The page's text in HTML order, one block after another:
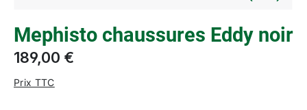
Mephisto chaussures Eddy noir
189,00 €
Prix TTC